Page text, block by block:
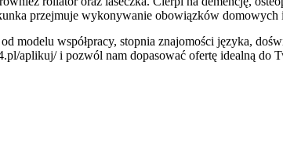
przejmuje wykonywanie obowiązków
współpracy, stopnia znajomości języka,
aplikuj/ i pozwól nam dopasować ofertę idealną do